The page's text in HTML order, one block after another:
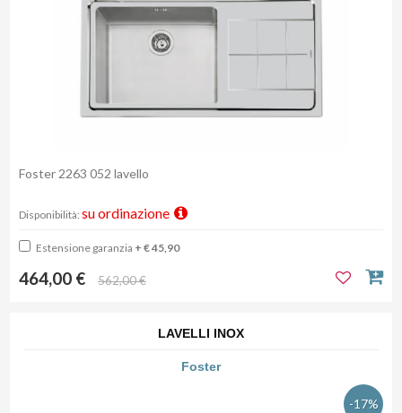
Foster 2263 052 lavello
Disponibilità: su ordinazione
Estensione garanzia + € 45,90
464,00 € 562,00 €
LAVELLI INOX
Foster
-17%